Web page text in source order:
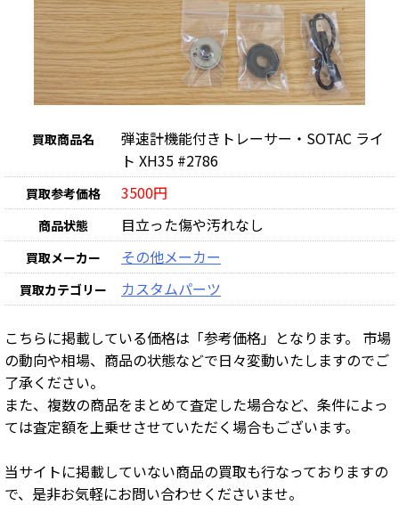
買取商品名
弾速計機能付きトレーサー・SOTAC ライ
ト XH35 #2786
買取参考価格 3500円
商品状態 目立った傷や汚れなし
買取メーカー その他メーカー
買取カテゴリー カスタムパーツ
こちらに掲載している価格は「参考価格」となります。 市場
の動向や相場、商品の状態などで日々変動いたしますのでご
了承ください。
また、複数の商品をまとめて査定した場合など、条件によっ
ては査定額を上乗せさせていただく場合もございます。
当サイトに掲載していない商品の買取も行なっておりますの
で、是非お気軽にお問い合わせくださいませ。